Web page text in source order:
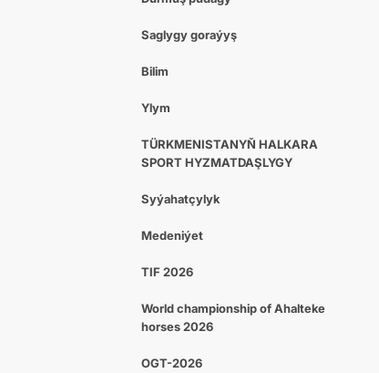
Saglygy goraýyş
Bilim
Ylym
TÜRKMENISTANYŇ HALKARA
SPORT HYZMATDAŞLYGY
Syýahatçylyk
Medeniýet
TIF 2026
World championship of Ahalteke
horses 2026
OGT-2026